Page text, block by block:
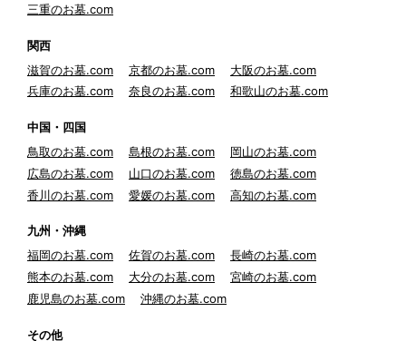
三重のお墓.com
関西
滋賀のお墓.com
京都のお墓.com
大阪のお墓.com
兵庫のお墓.com
奈良のお墓.com 和歌山のお墓.com
中国・四国
鳥取のお墓.com
島根のお墓.com
岡山のお墓.com
広島のお墓.com
山口のお墓.com
徳島のお墓.com
香川のお墓.com
愛媛のお墓.com 高知のお墓.com
九州・沖縄
福岡のお墓.com
佐賀のお墓.com
長崎のお墓.com
熊本のお墓.com
大分のお墓.com
宮崎のお墓.com
鹿児島のお墓.com
沖縄のお墓.com
その他